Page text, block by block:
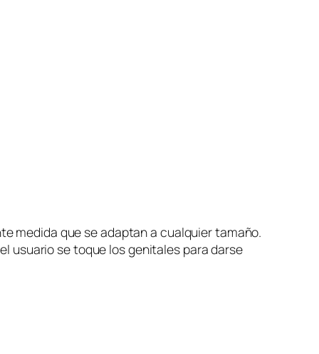
medida que se adaptan a cualquier tamaño.
usuario se toque los genitales para darse